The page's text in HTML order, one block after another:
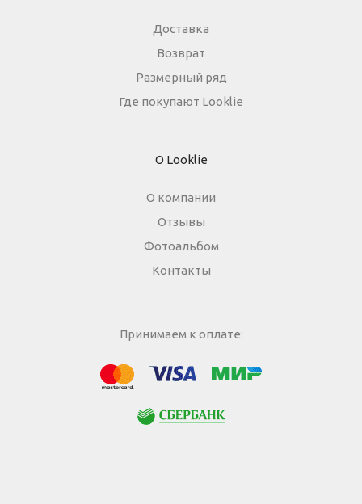
Доставка
Возврат
Размерный ряд
Где покупают Looklie
О Looklie
О компании
Отзывы
Фотоальбом
Контакты
Принимаем к оплате: